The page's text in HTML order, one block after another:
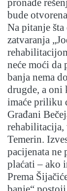
pronađe
bude
Na pitanje
zatvaranja
neće moći da
banja nema
drugde, a oni
imaće priliku
Građani
Temerin.
pacijenata ne
plaćati – ako
Prema